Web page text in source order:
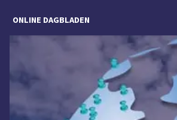
ONLINE DAGBLADEN